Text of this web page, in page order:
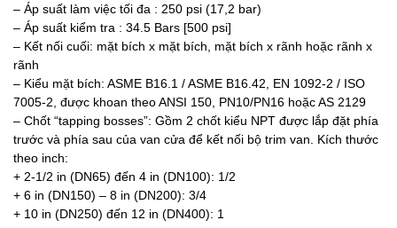
– Áp suất làm việc tối đa : 250 psi (17,2 bar)
– Áp suất kiểm tra : 34.5 Bars [500 psi]
– Kết nối cuối: mặt bích x mặt bích, mặt bích x rãnh hoặc rãnh x
rãnh
– Kiểu mặt bích: ASME B16.1 / ASME B16.42, EN 1092-2 / ISO
7005-2, được khoan theo ANSI 150, PN10/PN16 hoặc AS 2129
– Chốt “tapping bosses”: Gồm 2 chốt kiểu NPT được lắp đặt phía
trước và phía sau của van cửa để kết nối bộ trim van. Kích thước
theo inch:
+ 2-1/2 in (DN65) đến 4 in (DN100): 1/2
+ 6 in (DN150) – 8 in (DN200): 3/4
+ 10 in (DN250) đến 12 in (DN400): 1